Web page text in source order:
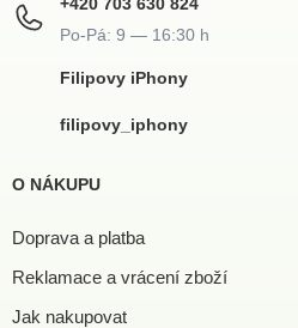
Filipovy iPhony
filipovy_iphony
O NÁKUPU
Doprava a platba
Reklamace a vrácení zboží
Jak nakupovat